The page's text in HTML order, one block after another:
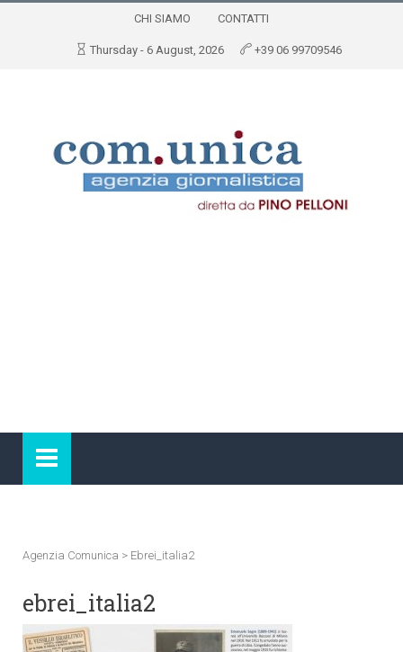
CHI SIAMO CONTATTI
Thursday - 6 August, 2026 +39 06 99709546
Agenzia Comunica > Ebrei_italia2
ebrei_italia2